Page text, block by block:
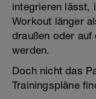
integrieren lässt,
Workout länger
draußen oder
werden.
Doch nicht das
Trainingspläne